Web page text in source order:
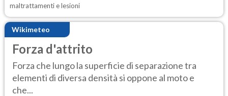
maltrattamenti e lesioni
Wikimeteo
Forza d'attrito
Forza che lungo la superficie di separazione tra
elementi di diversa densità si oppone al moto e
che...